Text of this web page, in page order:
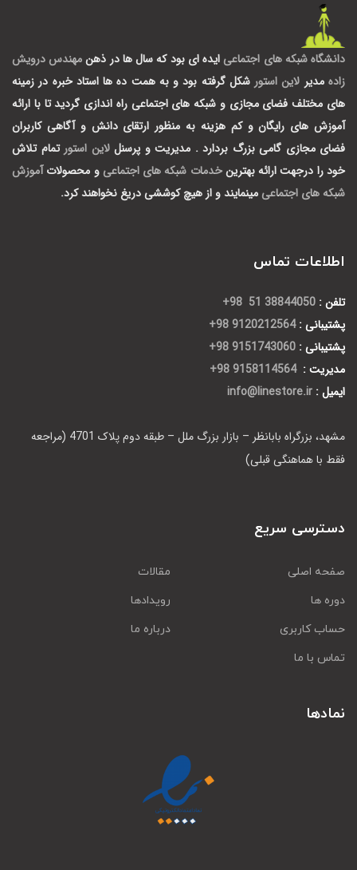
دانشگاه شبکه های اجتماعی ایده ای بود که سال ها در ذهنمهندس درویش
زاده مدیر لاین استور شکل گرفته بود و به همت ده ها استاد خبره در زمینه
های مختلف فضای مجازی و شبکه های اجتماعی راه اندازی گردید تا با ارائه
آموزش های رایگان و کم هزینه به منظور ارتقای دانش و آگاهی کاربران
فضای مجازی گامی بزرگ بردارد . مدیریت و پرسنللاین استور تمام تلاش
خود را درجهت ارائه بهترینخدمات شبکه های اجتماعی و محصولات آموزش
شبکه های اجتماعی مینمایند و از هیچ کوششی دریغ نخواهند کرد.
اطلاعات تماس
تلفن : 38844050 51 98+
پشتیبانی : 9120212564 98+
پشتیبانی : 9151743060 98+
مدیریت : 9158114564 98+
ایمیل : info@linestore.ir
مشهد، بزرگراه بابانظر – بازار بزرگ ملل – طبقه دوم پلاک 4701 (مراجعه
فقط با هماهنگی قبلی)
دسترسی سریع
صفحه اصلی
مقالات
دوره ها
رویدادها
حساب کاربری
درباره ما
تماس با ما
نمادها